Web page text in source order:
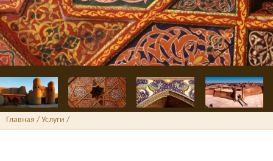
Главная / Услуги /